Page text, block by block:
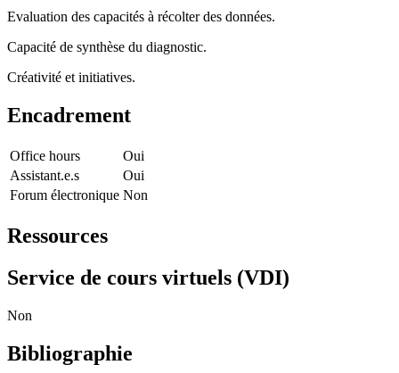
Evaluation des capacités à récolter des données.
Capacité de synthèse du diagnostic.
Créativité et initiatives.
Encadrement
Office hours
Oui
Assistant.e.s
Oui
Forum électronique Non
Ressources
Service de cours virtuels (VDI)
Non
Bibliographie